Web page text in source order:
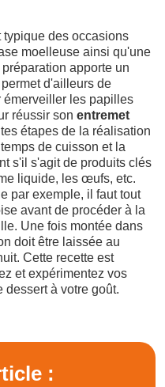
typique des occasions
moelleuse ainsi qu'une
apporte un
d'ailleurs de
émerveiller les papilles
réussir son entremet
étapes de la réalisation
de cuisson et la
s'il s'agit de produits clés
liquide, les œufs, etc.
par exemple, il faut tout
avant de procéder à la
Une fois montée dans
doit être laissée au
Cette recette est
et expérimentez vos
dessert à votre goût.
: